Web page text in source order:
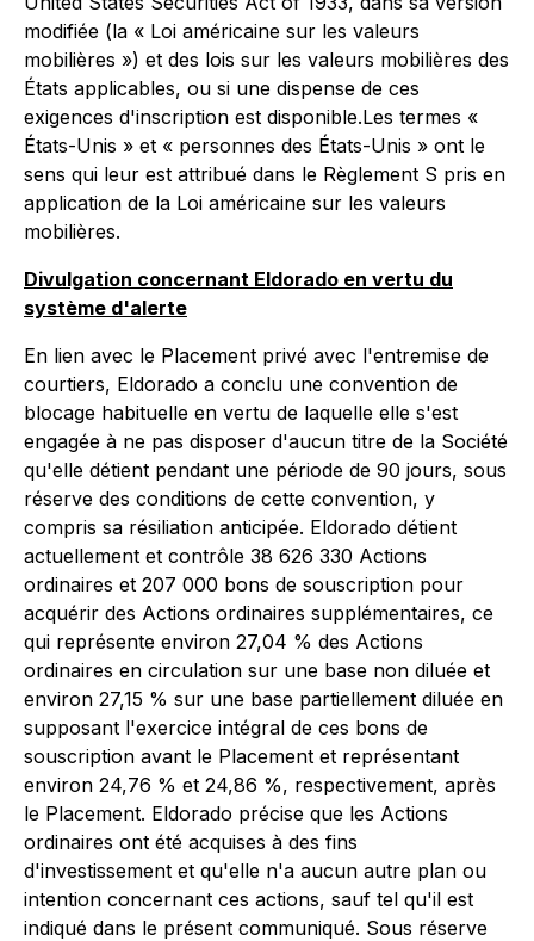
modifiée (la « Loi américaine sur les valeurs
mobilières ») et des lois sur les valeurs mobilières des
États applicables, ou si une dispense de ces
exigences d'inscription est disponible.Les termes «
États-Unis » et « personnes des États-Unis » ont le
sens qui leur est attribué dans le Règlement S pris en
application de la Loi américaine sur les valeurs
mobilières.
Divulgation concernant Eldorado en vertu du
système d'alerte
En lien avec le Placement privé avec l'entremise de
courtiers, Eldorado a conclu une convention de
blocage habituelle en vertu de laquelle elle s'est
engagée à ne pas disposer d'aucun titre de la Société
qu'elle détient pendant une période de 90 jours, sous
réserve des conditions de cette convention, y
compris sa résiliation anticipée. Eldorado détient
actuellement et contrôle 38 626 330 Actions
ordinaires et 207 000 bons de souscription pour
acquérir des Actions ordinaires supplémentaires, ce
qui représente environ 27,04 % des Actions
ordinaires en circulation sur une base non diluée et
environ 27,15 % sur une base partiellement diluée en
supposant l'exercice intégral de ces bons de
souscription avant le Placement et représentant
environ 24,76 % et 24,86 %, respectivement, après
le Placement. Eldorado précise que les Actions
ordinaires ont été acquises à des fins
d'investissement et qu'elle n'a aucun autre plan ou
intention concernant ces actions, sauf tel qu'il est
indiqué dans le présent communiqué. Sous réserve